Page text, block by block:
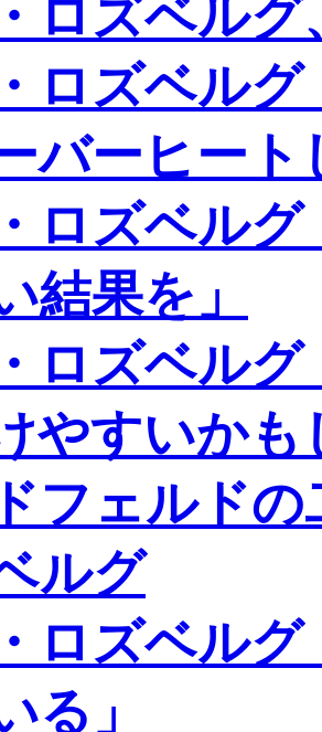
ロズベル
ロズベル
バーヒート
ロズベル
結果を」
ロズベル
やすいかも
フェルド
ルグ
ロズベル
る」